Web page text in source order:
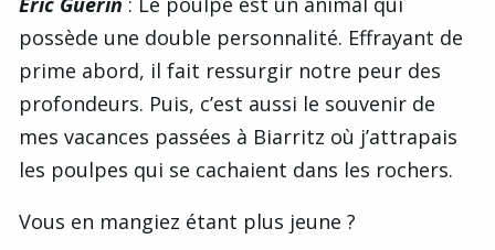
possède une double personnalité. Effrayant de
prime abord, il fait ressurgir notre peur des
profondeurs. Puis, c’est aussi le souvenir de
mes vacances passées à Biarritz où j’attrapais
les poulpes qui se cachaient dans les rochers.
Vous en mangiez étant plus jeune ?